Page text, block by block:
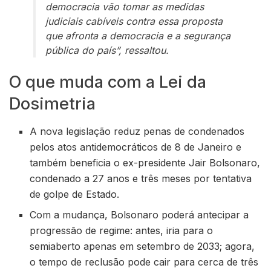
democracia vão tomar as medidas
judiciais cabíveis contra essa proposta
que afronta a democracia e a segurança
pública do país”, ressaltou.
O que muda com a Lei da
Dosimetria
A nova legislação reduz penas de condenados
pelos atos antidemocráticos de 8 de Janeiro e
também beneficia o ex-presidente Jair Bolsonaro,
condenado a 27 anos e três meses por tentativa
de golpe de Estado.
Com a mudança, Bolsonaro poderá antecipar a
progressão de regime: antes, iria para o
semiaberto apenas em setembro de 2033; agora,
o tempo de reclusão pode cair para cerca de três